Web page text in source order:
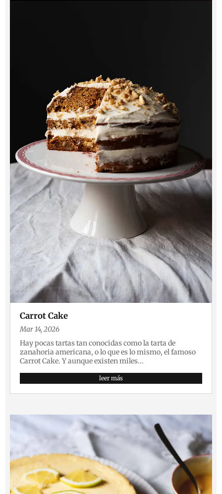
Carrot Cake
Mar 14, 2026
Hay pocas tartas tan conocidas como la tarta de
zanahoria americana, o lo que es lo mismo, el famoso
Carrot Cake. Y aunque existen miles...
leer más